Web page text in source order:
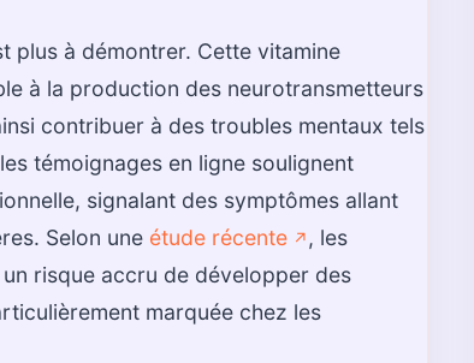
plus à démontrer. Cette vitamine
à la production des neurotransmetteurs
contribuer à des troubles mentaux tels
témoignages en ligne soulignent
signalant des symptômes allant
Selon une étude récente ↗️ , les
risque accru de développer des
marquée chez les